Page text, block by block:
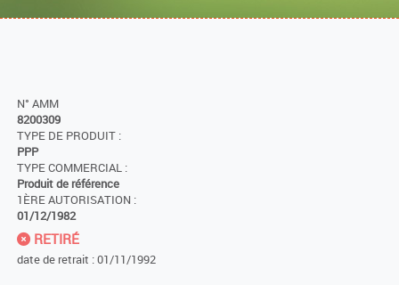
N° AMM
8200309
TYPE DE PRODUIT :
PPP
TYPE COMMERCIAL :
Produit de référence
1ÈRE AUTORISATION :
01/12/1982
RETIRÉ
date de retrait : 01/11/1992